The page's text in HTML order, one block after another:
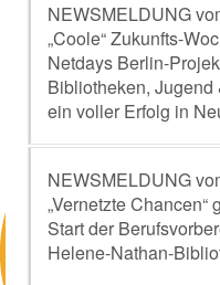
NEWSMELDUNG
„Coole“ Zukunfts-
Netdays Berlin-
Bibliotheken, Jugend
ein voller Erfolg in
NEWSMELDUNG
„Vernetzte Chancen“
Start der
Helene-Nathan-